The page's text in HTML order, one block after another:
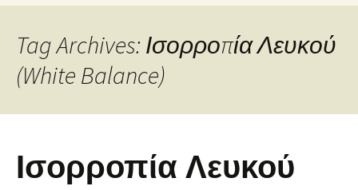
Tag Archives: Ισορροπία Λευκού
(White Balance)
Ισορροπία Λευκού